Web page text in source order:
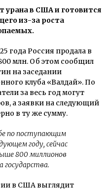
урана в США и готовится
из-за роста
года Россия продала в
млн. Об этом сообщил
на заседании
клуба «Валдай». По
за весь год могут
а заявки на следующий
в ту же сумму.
по поступающим
году, сейчас
800 миллионов
государства.
в США выглядит